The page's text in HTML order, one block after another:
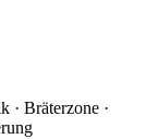
· Bräterzone ·